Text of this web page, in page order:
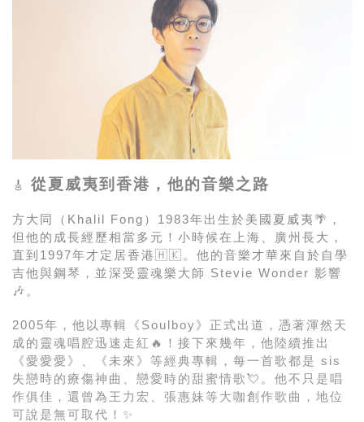
🎸 從夏威夷到香港，他的音樂之路
方大同（Khalil Fong）1983年出生於美國夏威夷🌴，
但他的成長經歷相當多元！小時候在上海、廣州長大，
直到1997年才定居香港🇭🇰。他的音樂才華來自於自學
吉他與鋼琴，並深受靈魂樂大師 Stevie Wonder 影響
🎶。
2005年，他以專輯《Soulboy》正式出道，憑著渾然天
成的靈魂唱腔迅速走紅🔥！接下來幾年，他陸續推出
《愛愛愛》、《未來》等經典專輯，每一首歌都是 sis
失戀時的療傷神曲、戀愛時的甜蜜情歌💘。他不只是唱
作俱佳，還曾為王力宏、張惠妹等大咖創作歌曲，地位
可說是無可取代！✨